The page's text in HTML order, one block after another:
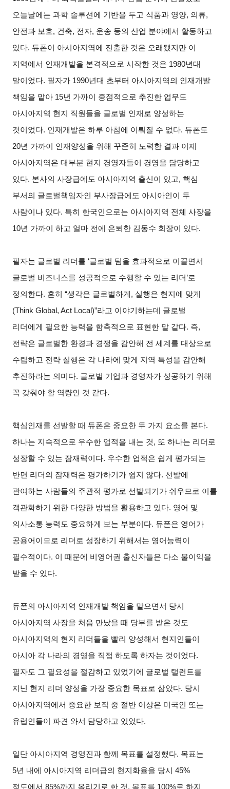
오늘날에는 과학 솔루션에 기반을 두고 식품과 영양, 의류,
안전과 보호, 건축, 전자, 운송 등의 산업 분야에서 활동하고
있다. 듀폰이 아시아지역에 진출한 것은 오래됐지만 이
지역에서 인재개발을 본격적으로 시작한 것은 1980년대
말이었다. 필자가 1990년대 초부터 아시아지역의 인재개발
책임을 맡아 15년 가까이 중점적으로 추진한 업무도
아시아지역 현지 직원들을 글로벌 인재로 양성하는
것이었다. 인재개발은 하루 아침에 이뤄질 수 없다. 듀폰도
20년 가까이 인재양성을 위해 꾸준히 노력한 결과 이제
아시아지역은 대부분 현지 경영자들이 경영을 담당하고
있다. 본사의 사장급에도 아시아지역 출신이 있고, 핵심
부서의 글로벌책임자인 부사장급에도 아시아인이 두
사람이나 있다. 특히 한국인으로는 아시아지역 전체 사장을
10년 가까이 하고 얼마 전에 은퇴한 김동수 회장이 있다.
필자는 글로벌 리더를 ‘글로벌 팀을 효과적으로 이끌면서
글로벌 비즈니스를 성공적으로 수행할 수 있는 리더 ’로
정의한다. 흔히 “생각은 글로벌하게 , 실행은 현지에 맞게
(Think Global, Act Local)”라고 이야기하는데 글로벌
리더에게 필요한 능력을 함축적으로 표현한 말 같다. 즉,
전략은 글로벌한 환경과 경쟁을 감안해 전 세계를 대상으로
수립하고 전략 실행은 각 나라에 맞게 지역 특성을 감안해
추진하라는 의미다. 글로벌 기업과 경영자가 성공하기 위해
꼭 갖춰야 할 역량인 것 같다.
핵심인재를 선발할 때 듀폰은 중요한 두 가지 요소를 본다.
하나는 지속적으로 우수한 업적을 내는 것, 또 하나는 리더로
성장할 수 있는 잠재력이다. 우수한 업적은 쉽게 평가되는
반면 리더의 잠재력은 평가하기가 쉽지 않다. 선발에
관여하는 사람들의 주관적 평가로 선발되기가 쉬우므로 이를
객관화하기 위한 다양한 방법을 활용하고 있다. 영어 및
의사소통 능력도 중요하게 보는 부분이다. 듀폰은 영어가
공용어이므로 리더로 성장하기 위해서는 영어능력이
필수적이다. 이 때문에 비영어권 출신자들은 다소 불이익을
받을 수 있다.
듀폰의 아시아지역 인재개발 책임을 맡으면서 당시
아시아지역 사장을 처음 만났을 때 당부를 받은 것도
아시아지역의 현지 리더들을 빨리 양성해서 현지인들이
아시아 각 나라의 경영을 직접 하도록 하자는 것이었다.
필자도 그 필요성을 절감하고 있었기에 글로벌 탤런트를
지닌 현지 리더 양성을 가장 중요한 목표로 삼았다. 당시
아시아지역에서 중요한 보직 중 절반 이상은 미국인 또는
유럽인들이 파견 와서 담당하고 있었다.
일단 아시아지역 경영진과 함께 목표를 설정했다. 목표는
5년 내에 아시아지역 리더급의 현지화율을 당시
45%
정도에서 85%까지 올리기로 한 것. 목표를 100%로 하지